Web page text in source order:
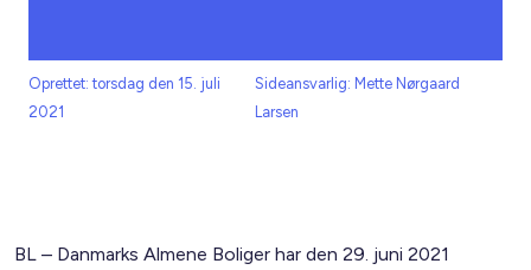
Oprettet: torsdag den 15. juli
2021
Sideansvarlig: Mette Nørgaard
Larsen
BL – Danmarks Almene Boliger har den 29. juni 2021